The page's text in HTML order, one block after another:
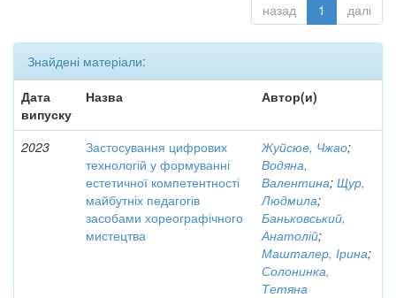
назад 1 далі
Знайдені матеріали:
Дата
випуску
Назва Автор(и)
2023
Застосування цифрових
технологій у формуванні
естетичної компетентності
майбутніх педагогів
засобами хореографічного
мистецтва
Жуйсюе, Чжао;
Водяна,
Валентина; Щур,
Людмила;
Баньковський,
Анатолій;
Машталер, Ірина;
Солонинка,
Тетяна